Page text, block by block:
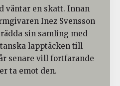
väntar en skatt. Innan
Inez Svensson
sin samling med
lapptäcken till
senare vill fortfarande
ta emot den.